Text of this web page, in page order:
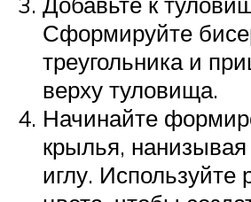
Сформируйте
треугольника и
верху туловища.
Начинайте
крылья,
иглу. Используйте